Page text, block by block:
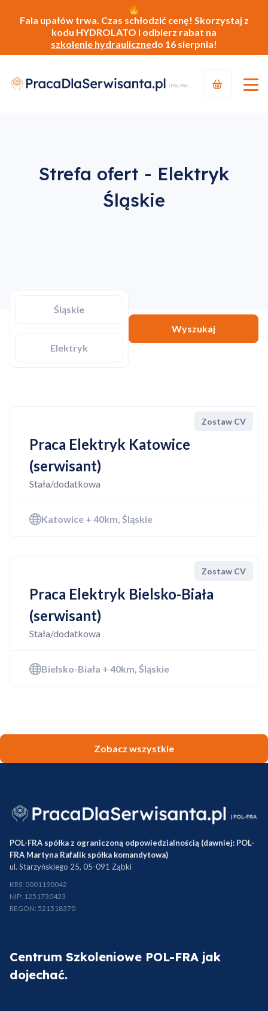
Fala upałów trwa. Czas schłodzić cenę! Skorzystaj z
kodu HYDROLATO i odbierz rabat na
szkolenie hydraulicznedo 16 sierpnia!
Strefa ofert - Elektryk
Śląskie
Śląskie
Elektryk
Wyszukaj
Zostaw CV
Praca Elektryk Katowice
(serwisant)
Stała/dodatkowa
Katowice + 40km, Śląskie
Zostaw CV
Praca Elektryk Bielsko-Biała
(serwisant)
Stała/dodatkowa
Bielsko-Biała + 40km, Śląskie
Zobacz wszystkie
Dodano do koszyka
Przejdź do koszyka
POL-FRA spółka z ograniczoną odpowiedzialnością (dawniej: POL-
FRA Martyna Rafalik spółka komandytowa)
ul. Starzyńskiego 25, 05-091 Ząbki
KRS: 0001190042
NIP: 1251730423
REGON: 521518370
Centrum Szkoleniowe POL-FRA jak
dojechać.